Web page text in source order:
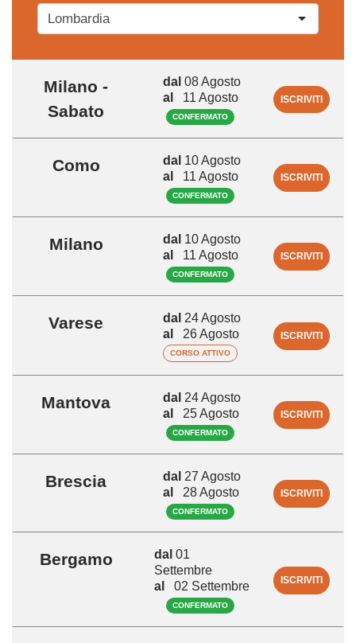
Milano -
Sabato
dal 08 Agosto
al
11 Agosto
CONFERMATO
ISCRIVITI
Como dal 10 Agosto
al
11 Agosto
CONFERMATO
ISCRIVITI
Milano dal 10 Agosto
al
11 Agosto
CONFERMATO
ISCRIVITI
Varese dal 24 Agosto
al
26 Agosto
CORSO ATTIVO
ISCRIVITI
Mantova dal 24 Agosto
al
25 Agosto
CONFERMATO
ISCRIVITI
Brescia dal 27 Agosto
al
28 Agosto
CONFERMATO
ISCRIVITI
Bergamo dal 01
Settembre
al
02 Settembre
CONFERMATO
ISCRIVITI